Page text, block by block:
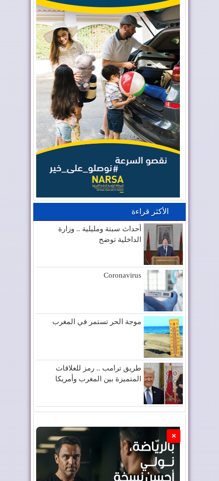
إعادة القاصرين غير
المرفوقين خيار ث...
أربعة أولويات تؤطر
مشروع قانون الما...
الأكثر قراءة
أحداث سبتة ومليلية .. وزارة
الداخلية توضح
Coronavirus
موجة الحر تستمر في المغرب
طريق ترامب .. رمز للعلاقات
المتميزة بين المغرب وأمريكا
×